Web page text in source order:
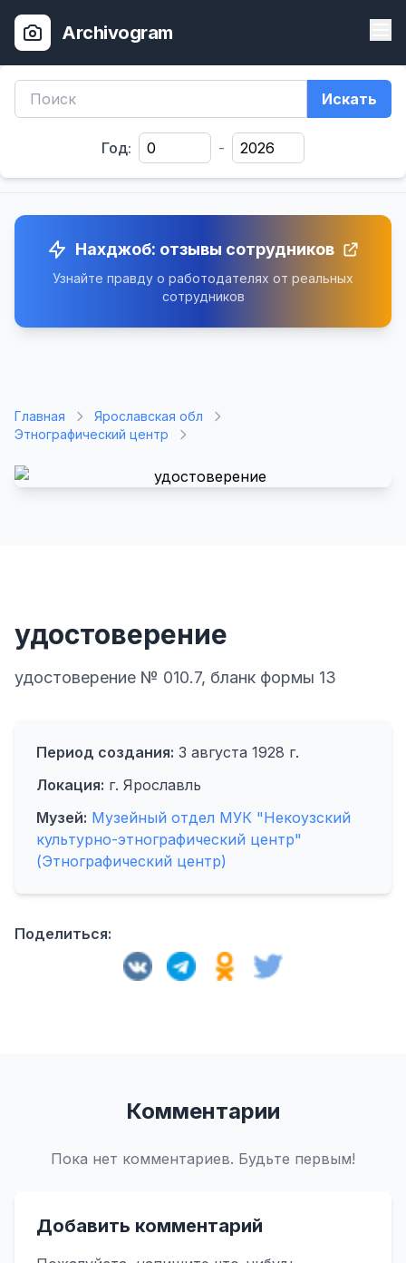
Archivogram
Искать
Год: -
Нахджоб: отзывы сотрудников
Узнайте правду о работодателях от реальных
сотрудников
Главная
Ярославская обл
Этнографический центр
удостоверение
удостоверение № 010.7, бланк формы 13
Период создания: 3 августа 1928 г.
Локация: г. Ярославль
Музей: Музейный отдел МУК "Некоузский
культурно-этнографический центр"
(Этнографический центр)
Поделиться:
Комментарии
Пока нет комментариев. Будьте первым!
Добавить комментарий